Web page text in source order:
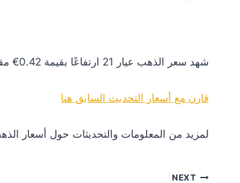
شهد سعر الذهب عيار 21 ارتفاعًا بقيمة 0.42€ مقارنة بالتحديث السابق. هذا التغير يعكس زيادة في الطلب أو تأثيرات إيجابية من الأسواق العالمية.
قارن مع أسعار التحديث السابق هنا
لمزيد من المعلومات والتحديثات حول أسعار
NEXT